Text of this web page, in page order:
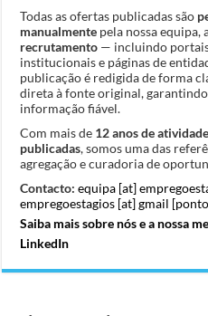
Todas as ofertas publicadas são
manualmente pela nossa
recrutamento — incluindo
institucionais e páginas de
publicação é redigida de forma
direta à fonte original,
informação fiável.
Com mais de 12 anos de
publicadas, somos uma das
agregação e curadoria de
Contacto: equipa [at]
empregoestagios [at] gmail
Saiba mais sobre nós e a nossa
LinkedIn